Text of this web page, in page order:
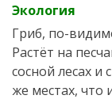
Экология
Гриб, по-
Растёт на
сосной лесах и
же местах, что